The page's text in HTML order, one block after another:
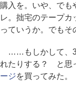
購入を。いや、でも
レ。拙宅のテープ
っていうか。でもそ
……もしかして、
れたりする？ と思
ージを買ってみた。